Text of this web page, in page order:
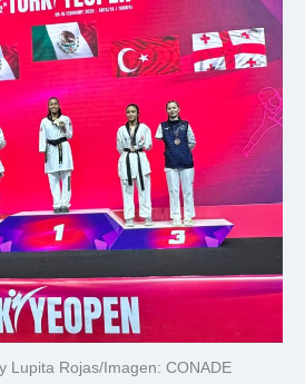
Lupita Rojas/Imagen: CONADE